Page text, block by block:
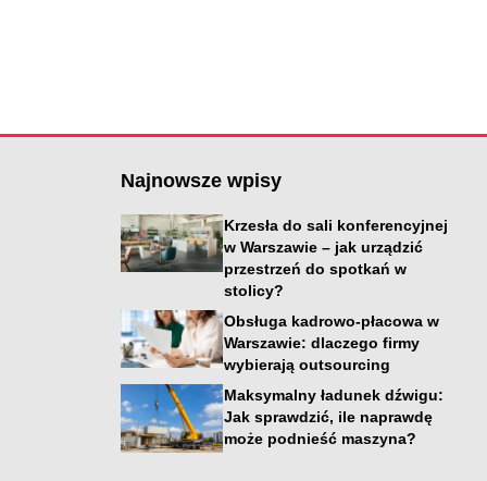
Najnowsze wpisy
Krzesła do sali konferencyjnej
w Warszawie – jak urządzić
przestrzeń do spotkań w
stolicy?
Obsługa kadrowo-płacowa w
Warszawie: dlaczego firmy
wybierają outsourcing
Maksymalny ładunek dźwigu:
Jak sprawdzić, ile naprawdę
może podnieść maszyna?